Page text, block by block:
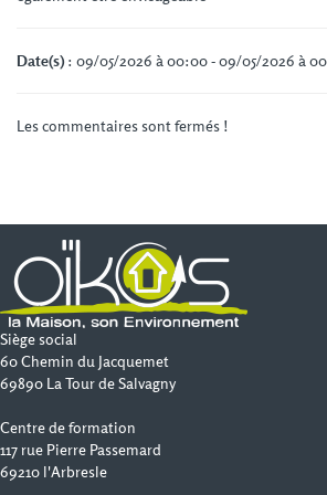
Date(s): 09/05/2026 à 00:00 - 09/05/2026 à
Les commentaires sont fermés !
Siège social
60 Chemin du Jacquemet
69890 La Tour de Salvagny
Centre de formation
117 rue Pierre Passemard
69210 l'Arbresle